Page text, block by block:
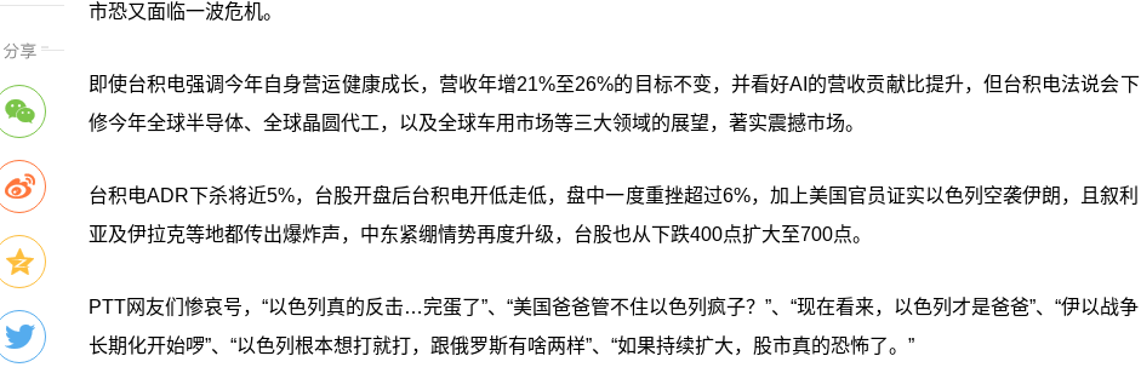
市恐又面临一波危机。
即使台积电强调今年自身营运健康成长，营收年增21%至26%的目标不变，并看好AI的营收贡献比提升，但台积电法说会下
修今年全球半导体、全球晶圆代工，以及全球车用市场等三大领域的展望，著实震撼市场。
台积电ADR下杀将近5%，台股开盘后台积电开低走低，盘中一度重挫超过6%，加上美国官员证实以色列空袭伊朗，且叙利
亚及伊拉克等地都传出爆炸声，中东紧绷情势再度升级，台股也从下跌400点扩大至700点。
PTT网友们惨哀号，“以色列真的反击…完蛋了”、“美国爸爸管不住以色列疯子？”、“现在看来，以色列才是爸爸”、“伊以战争
长期化开始啰”、“以色列根本想打就打，跟俄罗斯有啥两样”、“如果持续扩大，股市真的恐怖了。”